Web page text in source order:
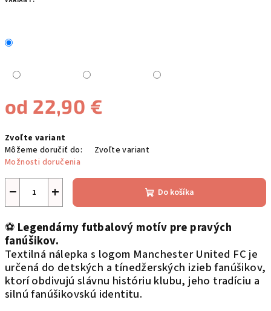
od 22,90 €
cena:
Zvoľte variant
Môžeme doručiť do:
Zvoľte variant
Možnosti doručenia
+
− Do košíka
⚽ Legendárny futbalový motív pre pravých
fanúšikov.
Textilná nálepka s logom Manchester United FC je
určená do detských a tínedžerských izieb fanúšikov,
ktorí obdivujú slávnu históriu klubu, jeho tradíciu a
silnú fanúšikovskú identitu.